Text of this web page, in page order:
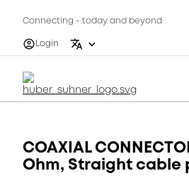
Connecting - today and beyond
Login
COAXIAL
Ohm, Straight cable